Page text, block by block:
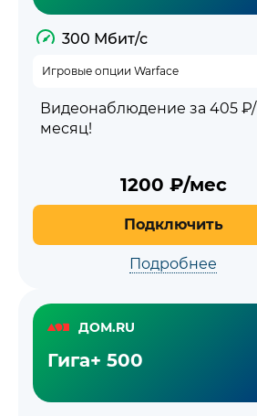
300 Мбит/с
Игровые опции Warface
Видеонаблюдение за 405 ₽/
месяц!
1200 ₽/мес
Подключить
Подробнее
ДОМ.RU
Гига+ 500